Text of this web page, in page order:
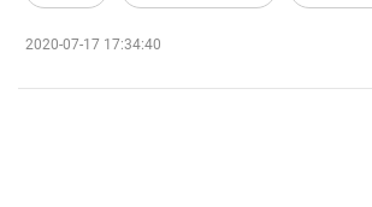
2020-07-17 17:34:40